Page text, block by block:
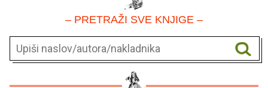
– PRETRAŽI SVE KNJIGE –